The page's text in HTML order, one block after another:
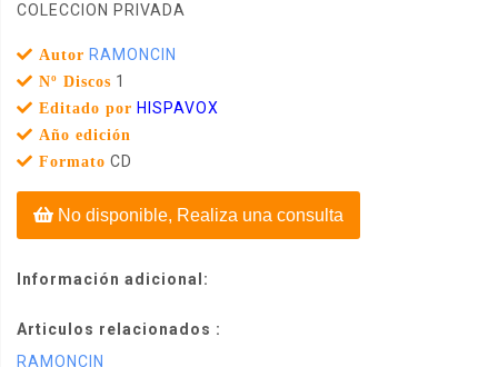
COLECCION PRIVADA
Autor RAMONCIN
Nº Discos 1
Editado por HISPAVOX
Año edición
Formato CD
No disponible, Realiza una consulta
Información adicional:
Articulos relacionados :
RAMONCIN